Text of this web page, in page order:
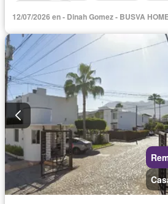
12/07/2026 en - Dinah Gomez - BUSVA